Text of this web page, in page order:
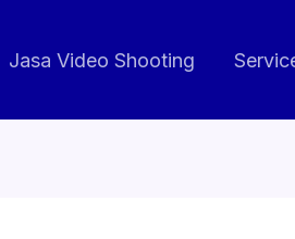
Jasa Video Shooting